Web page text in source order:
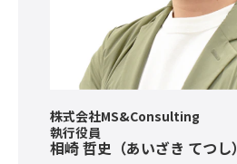
株式会社MS&Consulting
執行役員
相崎 哲史（あいざき てつし）